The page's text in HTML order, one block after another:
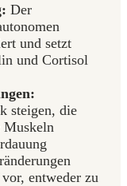
Der
und setzt
und Cortisol
steigen, die
entweder zu